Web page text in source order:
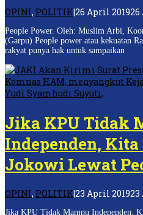
OPINI, POLITIK|26 April 201926
People Power. Oleh: Muslim Arbi,
(Garpu) People power atau kekuatan
rakyat punya hak untuk sampaikan
Jika KPU Tidak
Independen,
Jokowi Lewat
OPINI, POLITIK|23 April 201923
Jika KPU Tidak Mampu Independen,